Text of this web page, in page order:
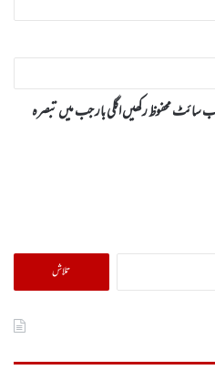
سائٹ محفوظ رکھیں اگلی بار جب میں تبصرہ
تلاش
کریں